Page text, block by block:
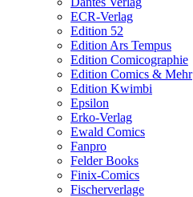
ECR-Verlag
Edition 52
Edition Ars Tempus
Edition Comicographie
Edition Comics & Mehr
Edition Kwimbi
Epsilon
Erko-Verlag
Ewald Comics
Fanpro
Felder Books
Finix-Comics
Fischerverlage